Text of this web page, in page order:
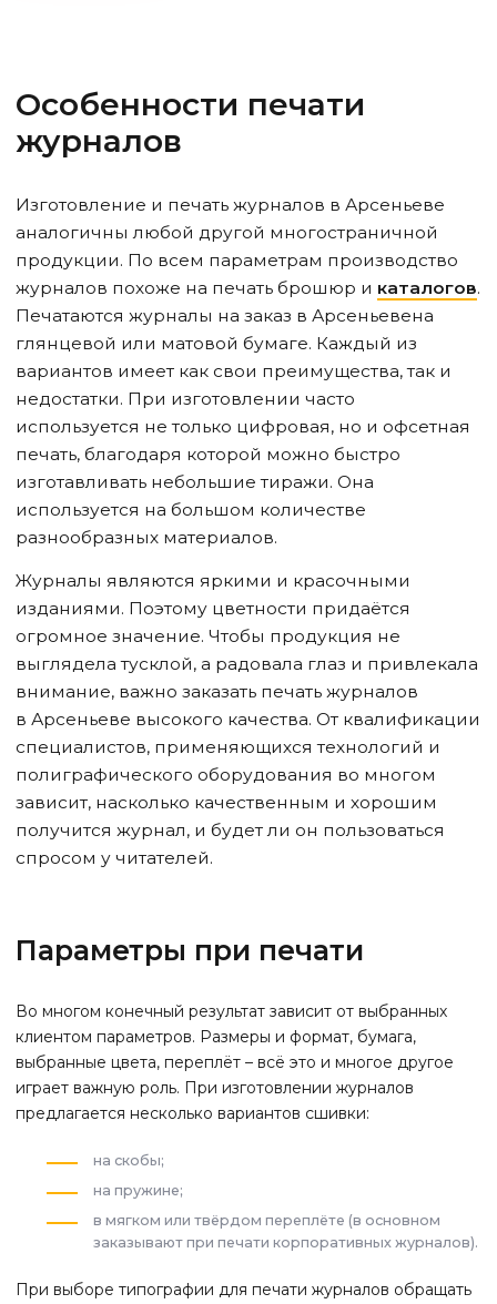
Особенности печати
журналов
Изготовление и печать журналов в Арсеньеве
аналогичны любой другой многостраничной
продукции. По всем параметрам производство
журналов похоже на печать брошюр и каталогов.
Печатаются журналы на заказ в Арсеньевена
глянцевой или матовой бумаге. Каждый из
вариантов имеет как свои преимущества, так и
недостатки. При изготовлении часто
используется не только цифровая, но и офсетная
печать, благодаря которой можно быстро
изготавливать небольшие тиражи. Она
используется на большом количестве
разнообразных материалов.
Журналы являются яркими и красочными
изданиями. Поэтому цветности придаётся
огромное значение. Чтобы продукция не
выглядела тусклой, а радовала глаз и привлекала
внимание, важно заказать печать журналов
в Арсеньеве высокого качества. От квалификации
специалистов, применяющихся технологий и
полиграфического оборудования во многом
зависит, насколько качественным и хорошим
получится журнал, и будет ли он пользоваться
спросом у читателей.
Параметры при печати
Во многом конечный результат зависит от выбранных
клиентом параметров. Размеры и формат, бумага,
выбранные цвета, переплёт – всё это и многое другое
играет важную роль. При изготовлении журналов
предлагается несколько вариантов сшивки:
на скобы;
на пружине;
в мягком или твёрдом переплёте (в основном
заказывают при печати корпоративных журналов).
При выборе типографии для печати журналов обращать